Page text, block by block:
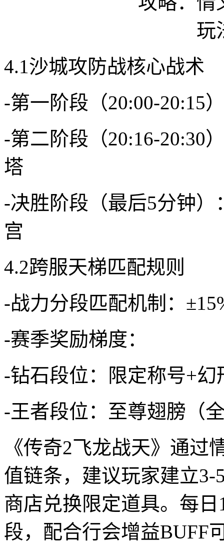
4.1沙城攻防战核心战术
-第一阶段（20:00-20:15
-第二阶段（20:16-20:30
塔
-决胜阶段（最后5分钟
宫
4.2跨服天梯匹配规则
-战力分段匹配机制：
-赛季奖励梯度：
-钻石段位：限定称号+幻
-王者段位：至尊翅膀（
《传奇2飞龙战天》通
值链条，建议玩家建立
商店兑换限定道具。每
段，配合行会增益BUFF